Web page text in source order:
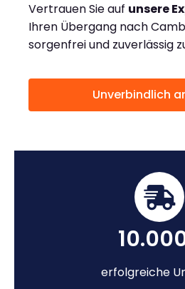
Vertrauen Sie auf unsere
Ihren Übergang nach
sorgenfrei und zuverlässig
Unverbindlich
erfolgreiche